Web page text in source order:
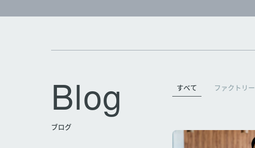
Blog
ブログ
すべて ファクトリー